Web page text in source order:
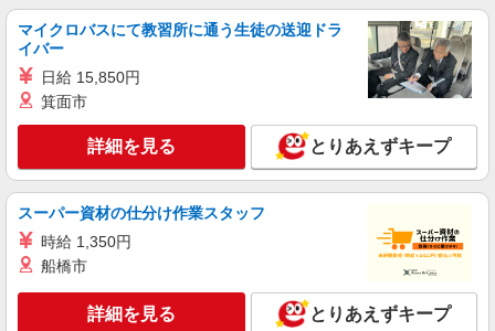
時給1250円 ＜高校生＞時給1230円
詳細を見る
パート
ピザハット 東久留米前沢店
未経験OK！ピザハットピザメイクスタッフ
（インストア）
時給1,400円以上 平日 時給1,400円以上 土日・
祝日 時給1,400円以上 ※2026年10月1日より通常
時給に戻ります。詳細はご面接時にご確認くださ
ョン
マイクロバスにて教習所に通う生徒の送迎ドラ
イバー
日給 15,850円
箕面市
詳細を見る とりあえずキープ
スーパー資材の仕分け作業スタッフ
時給 1,350円
船橋市
詳細を見る とりあえずキープ